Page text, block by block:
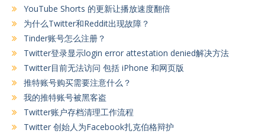
YouTube Shorts 的更新让播放速度翻倍
为什么Twitter和Reddit出现故障？
Tinder账号怎么注册？
Twitter登录显示login error attestation denied解决方法
Twitter目前无法访问 包括 iPhone 和网页版
推特账号购买需要注意什么？
我的推特账号被黑客盗
Twitter账户存档清理工作流程
Twitter 创始人为Facebook扎克伯格辩护